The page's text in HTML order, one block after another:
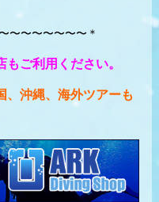
〜〜〜〜〜〜〜＊
ご利用ください。
、沖縄、海外ツアーも